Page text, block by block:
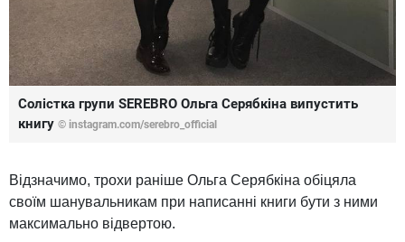
Солістка групи SEREBRO Ольга Серябкіна випустить
книгу © instagram.com/serebro_official
Відзначимо, трохи раніше Ольга Серябкіна обіцяла
своїм шанувальникам при написанні книги бути з ними
максимально відвертою.